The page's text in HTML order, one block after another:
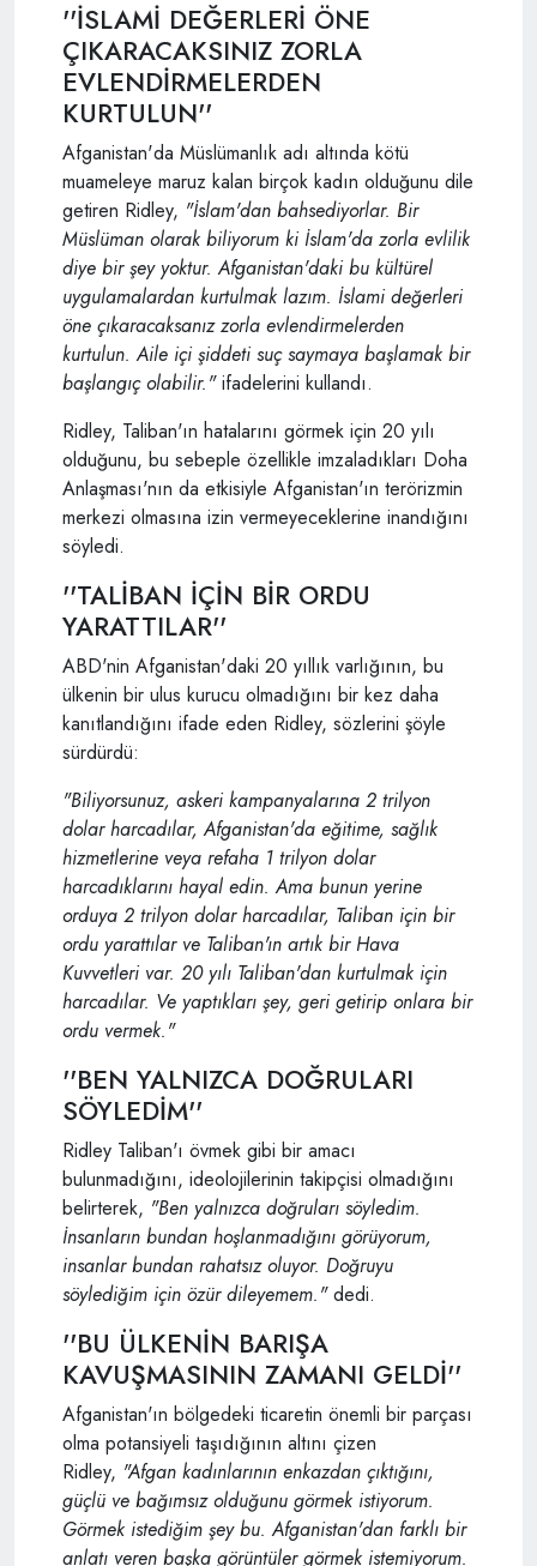
''İSLAMİ DEĞERLERİ ÖNE
ÇIKARACAKSINIZ ZORLA
EVLENDİRMELERDEN
KURTULUN''
Afganistan'da Müslümanlık adı altında kötü
muameleye maruz kalan birçok kadın olduğunu dile
getiren Ridley, "İslam'dan bahsediyorlar. Bir
Müslüman olarak biliyorum ki İslam'da zorla evlilik
diye bir şey yoktur. Afganistan'daki bu kültürel
uygulamalardan kurtulmak lazım. İslami değerleri
öne çıkaracaksanız zorla evlendirmelerden
kurtulun. Aile içi şiddeti suç saymaya başlamak bir
başlangıç olabilir."ifadelerini kullandı.
Ridley, Taliban'ın hatalarını görmek için 20 yılı
olduğunu, bu sebeple özellikle imzaladıkları Doha
Anlaşması'nın da etkisiyle Afganistan'ın terörizmin
merkezi olmasına izin vermeyeceklerine inandığını
söyledi.
''TALİBAN İÇİN BİR ORDU
YARATTILAR''
ABD'nin Afganistan'daki 20 yıllık varlığının, bu
ülkenin bir ulus kurucu olmadığını bir kez daha
kanıtlandığını ifade eden Ridley, sözlerini şöyle
sürdürdü:
"Biliyorsunuz, askeri kampanyalarına 2 trilyon
dolar harcadılar, Afganistan'da eğitime, sağlık
hizmetlerine veya refaha 1 trilyon dolar
harcadıklarını hayal edin. Ama bunun yerine
orduya 2 trilyon dolar harcadılar, Taliban için bir
ordu yarattılar ve Taliban'ın artık bir Hava
Kuvvetleri var. 20 yılı Taliban'dan kurtulmak için
harcadılar. Ve yaptıkları şey, geri getirip onlara bir
ordu vermek."
''BEN YALNIZCA DOĞRULARI
SÖYLEDİM''
Ridley Taliban'ı övmek gibi bir amacı
bulunmadığını, ideolojilerinin takipçisi olmadığını
belirterek, "Ben yalnızca doğruları söyledim.
İnsanların bundan hoşlanmadığını görüyorum,
insanlar bundan rahatsız oluyor. Doğruyu
söylediğim için özür dileyemem."dedi.
''BU ÜLKENİN BARIŞA
KAVUŞMASININ ZAMANI GELDİ''
Afganistan'ın bölgedeki ticaretin önemli bir parçası
olma potansiyeli taşıdığının altını çizen
Ridley, "Afgan kadınlarının enkazdan çıktığını,
güçlü ve bağımsız olduğunu görmek istiyorum.
Görmek istediğim şey bu. Afganistan'dan farklı bir
anlatı veren başka görüntüler görmek istemiyorum.